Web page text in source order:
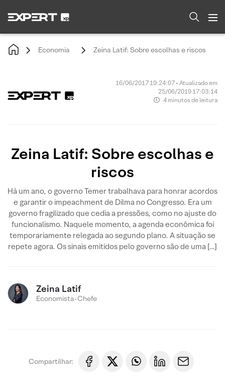
Economia Zeina Latif: Sobre escolhas e riscos
16/06/2017 19:24:07 • Atualizado em
25/06/2019 17:03:14
4 minutos de leitura
Zeina Latif: Sobre escolhas e
riscos
Há um ano, o governo Temer trabalhava para honrar acordos
e garantir o impeachment de Dilma no Congresso. Era um
governo fragilizado que cedia a pressões, como no ajuste do
funcionalismo. Naquele momento, a agenda econômica foi
temporariamente relegada ao segundo plano. A situação se
repete agora. Os sinais emitidos pelo governo são de uma […]
Zeina Latif
Economista-Chefe
Compartilhar: